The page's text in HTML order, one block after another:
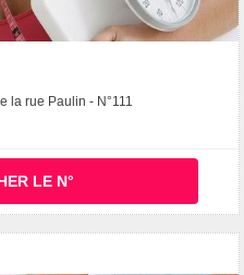
la rue Paulin - N°111
LE N°